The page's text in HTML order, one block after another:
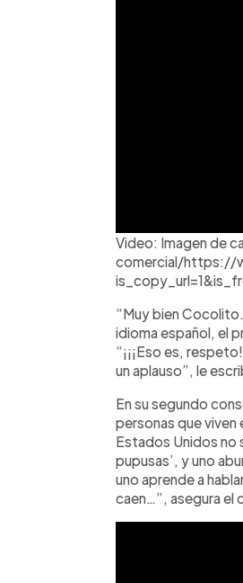
Video: Imagen de
comercial/https://
“Muy bien
idioma español, el
“¡¡¡Eso es,
un aplauso”, le
En su segundo
personas que viven
Estados Unidos no
pupusas’, y uno
uno aprende a
caen…”, asegura el